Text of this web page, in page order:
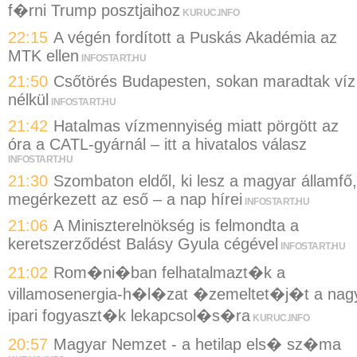
f�rni Trump posztjaihoz KURUC.INFO
22:15 A végén fordított a Puskás Akadémia az
MTK ellen INFOSTART.HU
21:50 Csőtörés Budapesten, sokan maradtak víz
nélkül
INFOSTART.HU
21:42 Hatalmas vízmennyiség miatt pörgött az
óra a CATL-gyárnál – itt a hivatalos válasz
INFOSTART.HU
21:30 Szombaton eldől, ki lesz a magyar államfő,
megérkezett az eső – a nap hírei
INFOSTART.HU
21:06 A Miniszterelnökség is felmondta a
keretszerződést Balásy Gyula cégével
INFOSTART.HU
21:02 Rom�ni�ban felhatalmazt�k a
villamosenergia-h�l�zat �zemeltet�j�t a
ipari fogyaszt�k lekapcsol�s�ra KURUC.INFO
20:57 Magyar Nemzet - a hetilap els� sz�ma